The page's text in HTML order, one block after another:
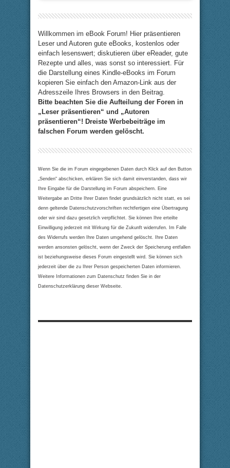
Willkommen im eBook Forum! Hier präsentieren
Leser und Autoren gute eBooks, kostenlos oder
einfach lesenswert; diskutieren über eReader, gute
Rezepte und alles, was sonst so interessiert. Für
die Darstellung eines Kindle-eBooks im Forum
kopieren Sie einfach den Amazon-Link aus der
Adresszeile Ihres Browsers in den Beitrag.
Bitte beachten Sie die Aufteilung der Foren in
„Leser präsentieren“ und „Autoren
präsentieren“! Dreiste Werbebeiträge im
falschen Forum werden gelöscht.
Wenn Sie die im Forum eingegebenen Daten durch Klick auf den Button
„Senden“ abschicken, erklären Sie sich damit einverstanden, dass wir
Ihre Eingabe für die Darstellung im Forum abspeichern. Eine
Weitergabe an Dritte Ihrer Daten findet grundsätzlich nicht statt, es sei
denn geltende Datenschutzvorschriften rechtfertigen eine Übertragung
oder wir sind dazu gesetzlich verpflichtet. Sie können Ihre erteilte
Einwilligung jederzeit mit Wirkung für die Zukunft widerrufen. Im Falle
des Widerrufs werden Ihre Daten umgehend gelöscht. Ihre Daten
werden ansonsten gelöscht, wenn der Zweck der Speicherung entfallen
ist beziehungsweise dieses Forum eingestellt wird. Sie können sich
jederzeit über die zu Ihrer Person gespeicherten Daten informieren.
Weitere Informationen zum Datenschutz finden Sie in der
Datenschutzerklärung dieser Webseite.